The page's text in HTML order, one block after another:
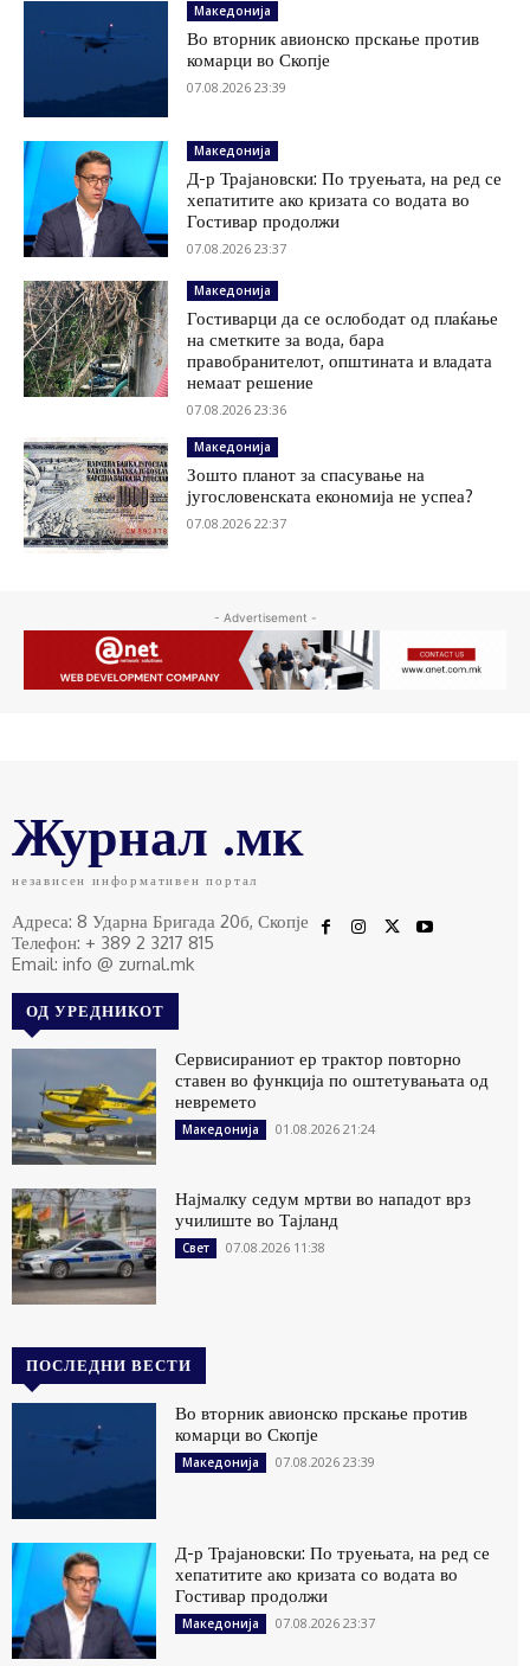
Македонија
Во вторник авионско прскање против
комарци во Скопје
07.08.2026 23:39
Македонија
Д-р Трајановски: По труењата, на ред се
хепатитите ако кризата со водата во
Гостивар продолжи
07.08.2026 23:37
Македонија
Гостиварци да се ослободат од плаќање
на сметките за вода, бара
правобранителот, општината и владата
немаат решение
07.08.2026 23:36
Македонија
Зошто планот за спасување на
југословенската економија не успеа?
07.08.2026 22:37
- Advertisement -
Журнал .мк
независен информативен портал
Адреса: 8 Ударна Бригада 20б, Скопје
Телефон: + 389 2 3217 815
Email: info @ zurnal.mk
ОД УРЕДНИКОТ
Сервисираниот ер трактор повторно
ставен во функција по оштетувањата од
невремето
Македонија 01.08.2026 21:24
Најмалку седум мртви во нападот врз
училиште во Тајланд
Свет 07.08.2026 11:38
ПОСЛЕДНИ ВЕСТИ
Во вторник авионско прскање против
комарци во Скопје
Македонија 07.08.2026 23:39
Д-р Трајановски: По труењата, на ред се
хепатитите ако кризата со водата во
Гостивар продолжи
Македонија 07.08.2026 23:37